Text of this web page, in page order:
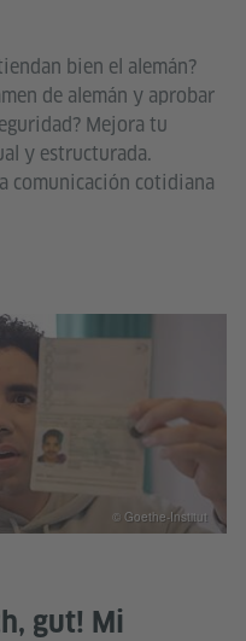
bien el alemán?
de alemán y aprobar
Mejora tu
y estructurada.
comunicación cotidiana
gut! Mi
© Goethe-Institut